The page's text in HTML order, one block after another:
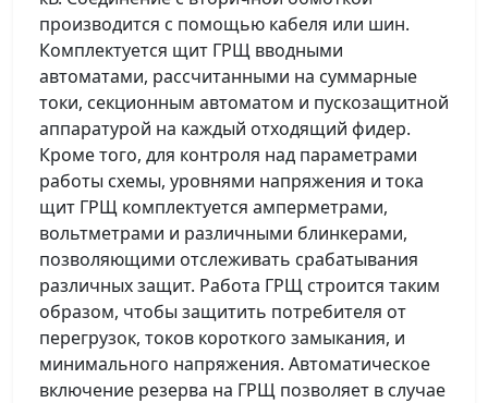
производится с помощью кабеля или шин.
Комплектуется щит ГРЩ вводными
автоматами, рассчитанными на суммарные
токи, секционным автоматом и пускозащитной
аппаратурой на каждый отходящий фидер.
Кроме того, для контроля над параметрами
работы схемы, уровнями напряжения и тока
щит ГРЩ комплектуется амперметрами,
вольтметрами и различными блинкерами,
позволяющими отслеживать срабатывания
различных защит. Работа ГРЩ строится таким
образом, чтобы защитить потребителя от
перегрузок, токов короткого замыкания, и
минимального напряжения. Автоматическое
включение резерва на ГРЩ позволяет в случае